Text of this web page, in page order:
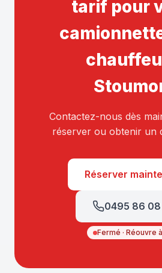
tarif pour
Contactez-nous dès
réserver ou obtenir un
Réserver
0495 86
Fermé · Réouvre